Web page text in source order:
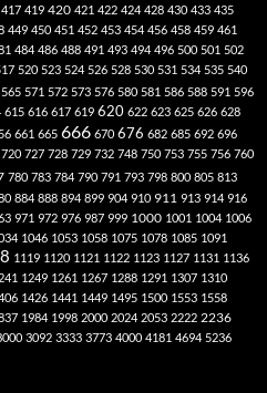
417 419 420 421 422 424 428 430 433 435
449 450 451 452 453 454 456 458 459 461
484 486 488 491 493 494 496 500 501 502
520 523 524 526 528 530 531 534 535 540
565 571 572 573 576 580 581 586 588 591 596
615 616 617 619 620 622 623 625 626 628
661 665 666 670 676 682 685 692 696
720 727 728 729 732 748 750 753 755 756 760
780 783 784 790 791 793 798 800 805 813
884 888 894 899 904 910 911 913 914 916
971 972 976 987 999 1000 1001 1004 1006
1046 1053 1058 1075 1078 1085 1091
1119 1120 1121 1122 1123 1127 1131 1136
1249 1261 1267 1288 1291 1307 1310
1426 1441 1449 1495 1500 1553 1558
1984 1998 2000 2024 2053 2222 2236
3092 3333 3773 4000 4181 4694 5236